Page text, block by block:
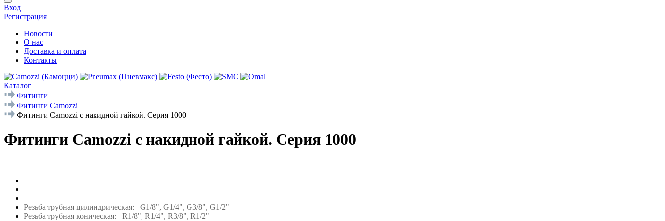
Вход
Регистрация
Новости
О нас
Доставка и оплата
Контакты
Каталог
Фитинги
Фитинги Camozzi
Фитинги Camozzi с накидной гайкой. Серия 1000
Фитинги Camozzi с накидной гайкой. Серия 1000
Резьба трубная цилиндрическая: G1/8", G1/4", G3/8", G1/2"
Резьба трубная коническая: R1/8", R1/4", R3/8", R1/2"